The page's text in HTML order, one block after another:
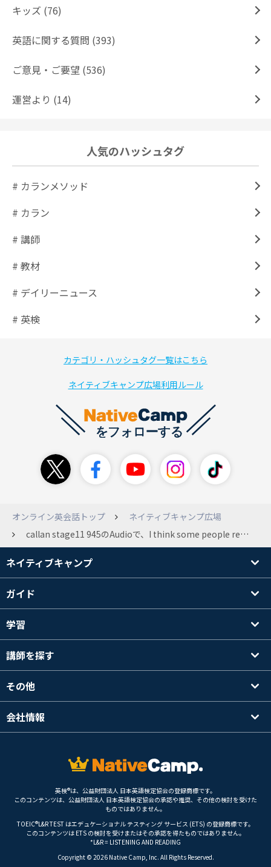
キッズ (76)
英語に関する質問 (393)
ご意見・ご要望 (536)
運営より (14)
人気のハッシュタグ
# カランメソッド
# カラン
# 講師
# 教材
# デイリーニュース
# 英検
カテゴリ・ハッシュタグ一覧はこちら
ネイティブキャンプ広場利用ルール
オンライン英会話トップ
ネイティブキャンプ広場
callan stage11 945のAudioで、I think some people resent.... の because 以下がヒアリングできません。 何と言っているか教えていただけませんか？
ネイティブキャンプ
ガイド
学習
講師を探す
その他
会社情報
英検®は、公益財団法人 日本英語検定協会の登録商標です。
このコンテンツは、公益財団法人 日本英語検定協会の承認や推奨、その他の検討を受けた
ものではありません。
TOEIC®L&R TEST はエデュケーショナル テスティング サービス (ETS) の登録商標です。
このコンテンツは ETS の検討を受けまたはその承認を得たものではありません。
*L&R = LISTENING AND READING
Copyright © 2026 Native Camp, Inc. All Rights Reserved.